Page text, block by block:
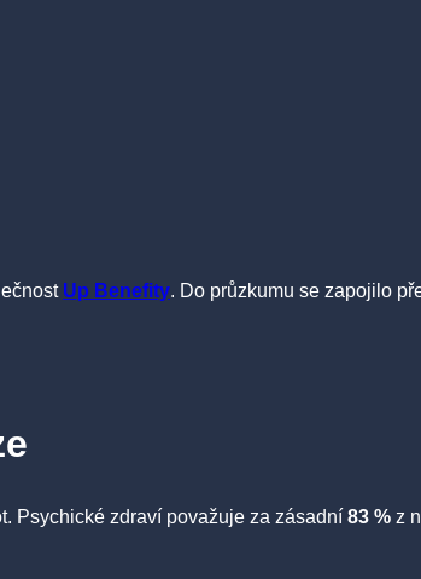
Up Benefity. Do průzkumu se zapojilo
Psychické zdraví považuje za zásadní 83 % z